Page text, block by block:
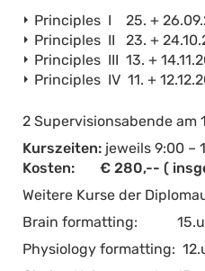
Principles I 25. +
Principles II 23. +
Principles III 13. +
Principles IV 11. +
2 Supervisionsabende am
Kurszeiten:jeweils 9:00 –
Kosten: € 280,-- (
Weitere Kurse der
Brain formatting: 15.u.
Physiology formatting: